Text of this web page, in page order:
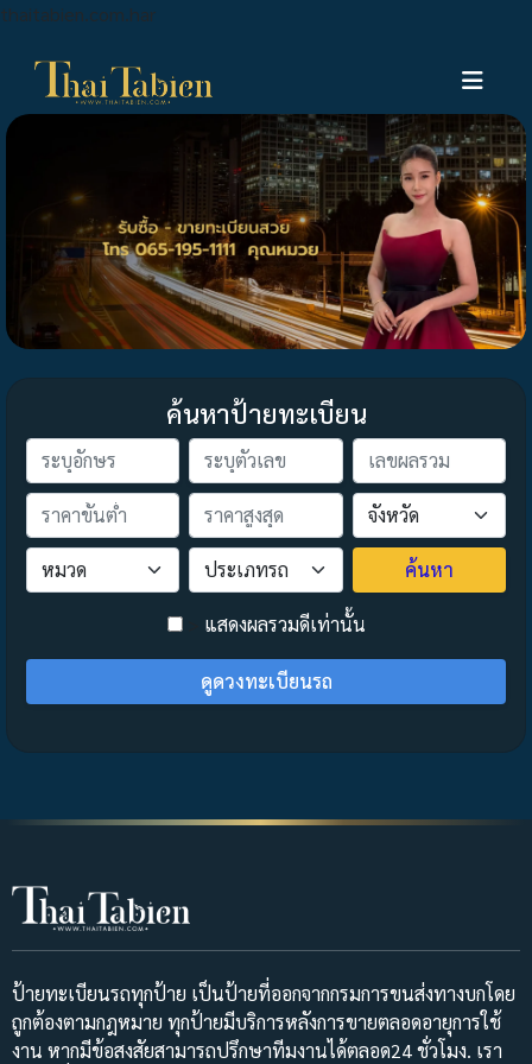
thaitabien.com.har
ค้นหาป้ายทะเบียน
ค้นหา
> แสดงผลรวมดีเท่านั้น
ดูดวงทะเบียนรถ
ป้ายทะเบียนรถทุกป้าย เป็นป้ายที่ออกจากกรมการขนส่งทางบกโดย
ถูกต้องตามกฎหมาย ทุกป้ายมีบริการหลังการขายตลอดอายุการใช้
งาน หากมีข้อสงสัยสามารถปรึกษาทีมงานได้ตลอด24 ชั่วโมง. เรา